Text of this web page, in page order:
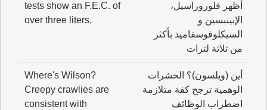
أظهر فلوروراسيل،
الإبينبسين و
السيكلوفوسفاميد بأكثر
من ثلاثة لترات
tests show an F.E.C. of
over three liters,
أين (ويلسون)؟ الحشرات
الوهمية ترجح كفة متلازمة
اضطراب الوظائف
Where's Wilson?
Creepy crawlies are
consistent with